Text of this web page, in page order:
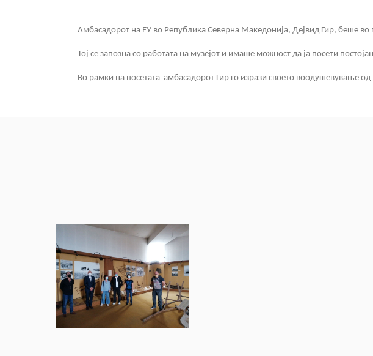
Амбасадорот на ЕУ во Република Северна Македонија, Дејвид Гир, беше во
Тој се запозна со работата на музејот и имаше можност да ја посети
Во рамки на посетата амбасадорот Гир го изрази своето воодушевување